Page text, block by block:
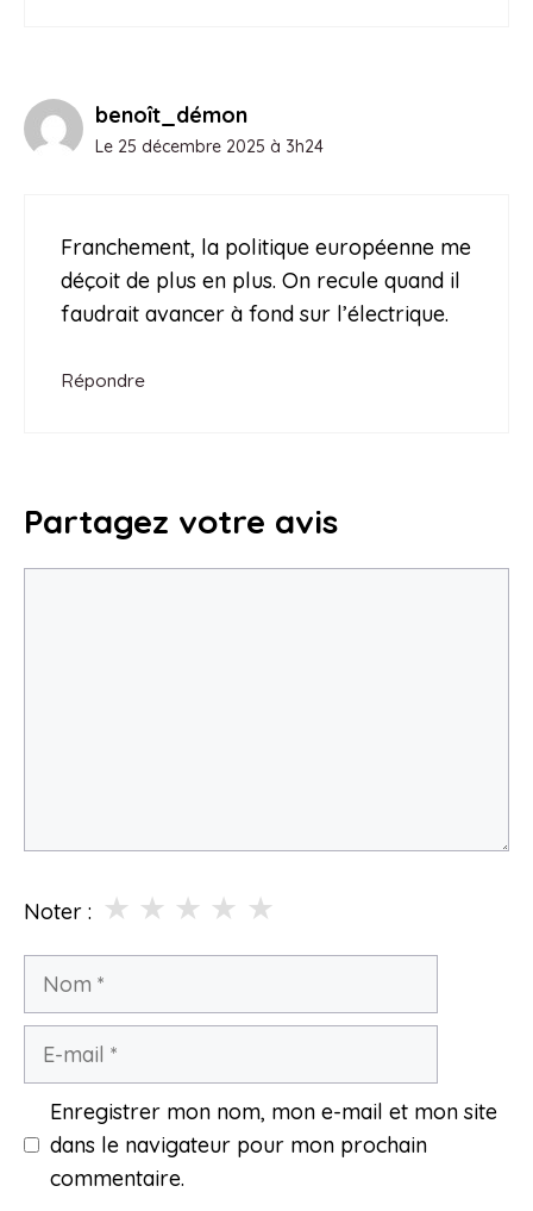
benoît_démon
Le 25 décembre 2025 à 3h24
Franchement, la politique européenne me
déçoit de plus en plus. On recule quand il
faudrait avancer à fond sur l’électrique.
Répondre
Partagez votre avis
Noter : ★
★
★
★
★
Nom
Enregistrer mon nom, mon e-mail et mon site
dans le navigateur pour mon prochain
commentaire.